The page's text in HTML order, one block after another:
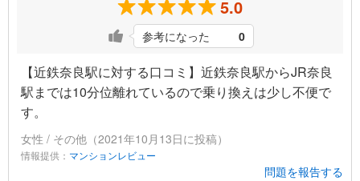
5.0
参考になった 0
【近鉄奈良駅に対する口コミ】近鉄奈良駅からJR奈良
駅までは10分位離れているので乗り換えは少し不便で
す。
女性 / その他（2021年10月13日に投稿）
情報提供： マンションレビュー
問題を報告する